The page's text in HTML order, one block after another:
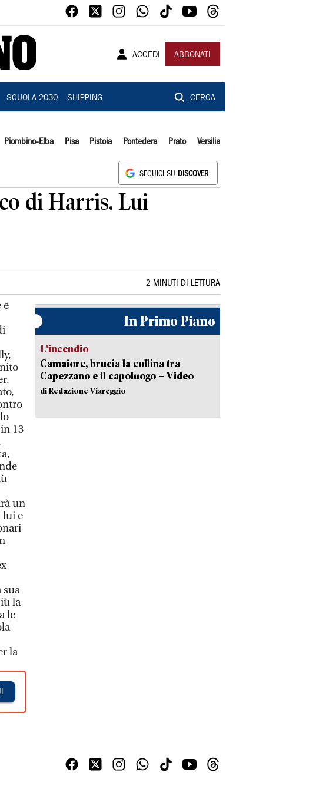
ACCEDI ABBONATI
SCUOLA 2030 SHIPPING CERCA
Piombino-Elba Pisa Pistoia Pontedera Prato Versilia
SEGUICI SU DISCOVER
di Harris. Lui
2 MINUTI DI LETTURA
e
13
un
lui e
sua
la
le
la
In Primo Piano
L'incendio
Camaiore, brucia la collina tra
Capezzano e il capoluogo – Video
di Redazione Viareggio